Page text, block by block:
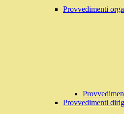
Provvedimenti
Provvedimenti